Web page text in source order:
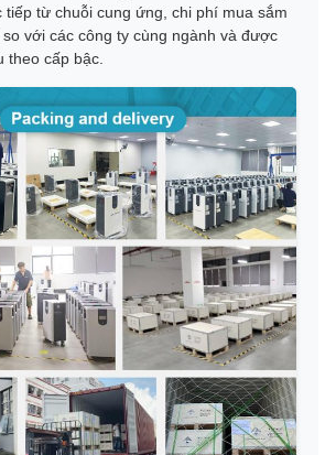
tiếp từ chuỗi cung ứng, chi phí mua sắm
với các công ty cùng ngành và được
theo cấp bậc.